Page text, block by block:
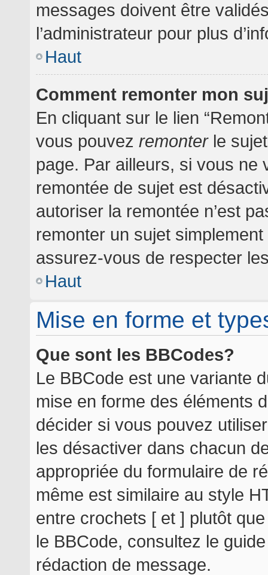
messages doivent être
l’administrateur pour plus
Haut
Comment remonter mon
En cliquant sur le lien
vous pouvez remonterle
page. Par ailleurs, si vous ne
remontée de sujet est
autoriser la remontée n’est
remonter un sujet
assurez-vous de respecter
Haut
Mise en forme et
Que sont les BBCodes?
Le BBCode est une variante
mise en forme des éléments
décider si vous pouvez
les désactiver dans chacun
appropriée du formulaire de
même est similaire au style
entre crochets [ et ] plutôt
le BBCode, consultez le
rédaction de message.